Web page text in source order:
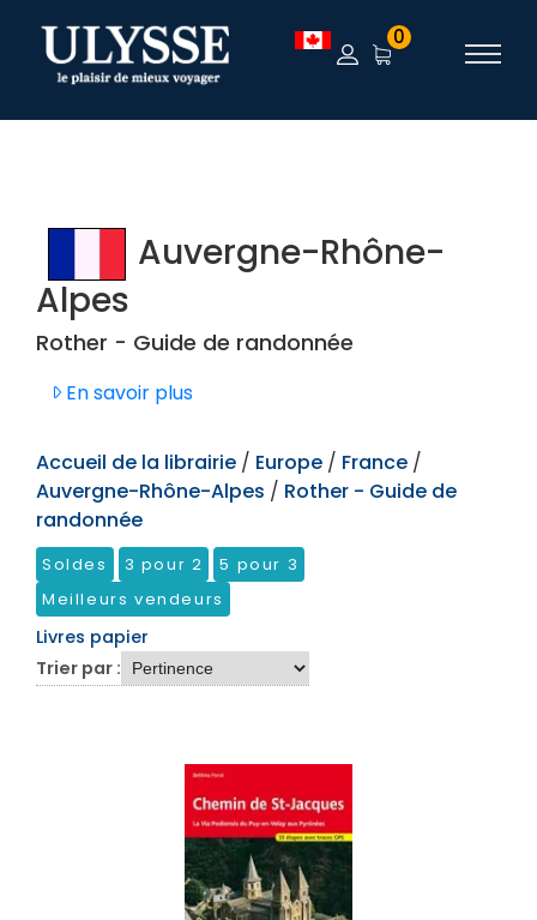
TEST 0
Auvergne-Rhône-
Alpes
Rother - Guide de randonnée
En savoir plus
Accueil de la librairie / Europe / France /
Auvergne-Rhône-Alpes / Rother - Guide de
randonnée
Soldes 3 pour 2
5 pour 3
Meilleurs vendeurs
Livres papier
Trier par :